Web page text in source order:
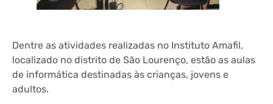
Dentre as atividades realizadas no Instituto Amafil,
localizado no distrito de São Lourenço, estão as aulas
de informática destinadas às crianças, jovens e
adultos.